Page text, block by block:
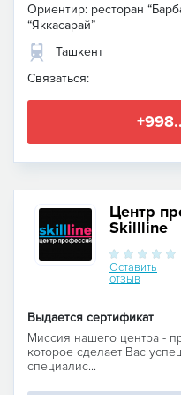
Ориентир: ресторан
“Яккасарай”
Ташкент
Связаться:
Центр
Skillline
Оставить
отзыв
Выдается сертификат
Миссия нашего центра -
которое сделает Вас
специалис...